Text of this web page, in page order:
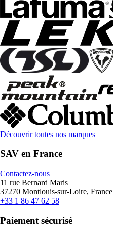
Découvrir toutes nos marques
SAV en France
Contactez-nous
11 rue Bernard Maris
37270 Montlouis-sur-Loire, France
+33 1 86 47 62 58
Paiement sécurisé